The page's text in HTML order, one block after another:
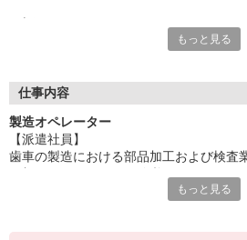
職場での不安や悩み事があれば
充実の福利厚生、各種施設利用の特典な
お仕事以外も充実させたいあなたの味方
【選べるお仕事いろいろ】
▼工場・製造・軽作業系
もっと見る
仕事内容
製造オペレーター
【派遣社員】
歯車の製造における部品加工および検査
もっと見る